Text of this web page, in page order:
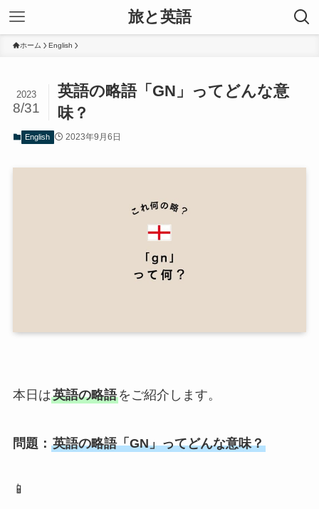
旅と英語
ホーム English
英語の略語「GN」ってどんな意
味？
2023
8/31
English 2023年9月6日
本日は英語の略語をご紹介します。
問題： 英語の略語「GN」ってどんな意味？
📱